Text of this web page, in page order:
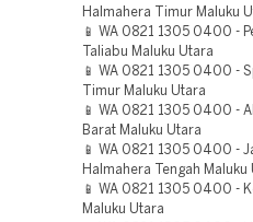
Halmahera Timur Maluku
📱 WA 0821 1305 0400 -
Taliabu Maluku Utara
📱 WA 0821 1305 0400 -
Timur Maluku Utara
📱 WA 0821 1305 0400 -
Barat Maluku Utara
📱 WA 0821 1305 0400 -
Halmahera Tengah Maluku
📱 WA 0821 1305 0400 -
Maluku Utara